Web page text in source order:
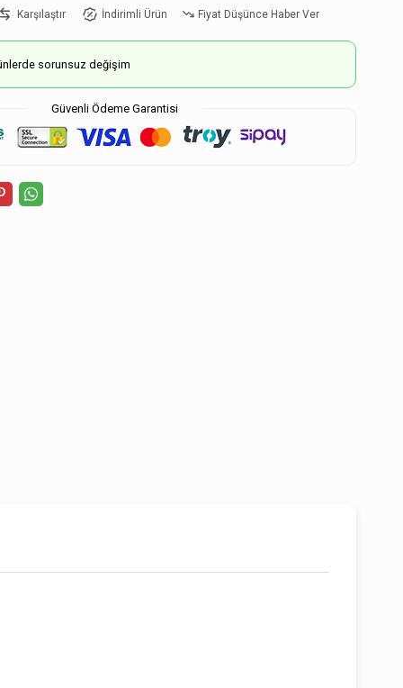
Karşılaştır İndirimli Ürün Fiyat Düşünce Haber Ver
sorunsuz değişim
Güvenli Ödeme Garantisi